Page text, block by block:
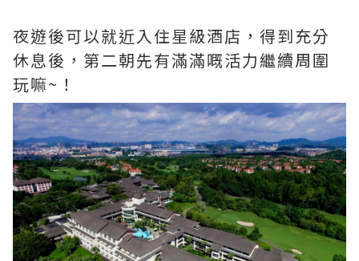
夜遊後可以就近入住星級酒店，得到充分
休息後，第二朝先有滿滿嘅活力繼續周圍
玩嘛~！